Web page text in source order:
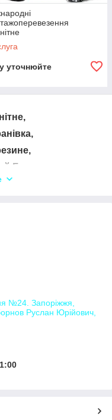
уточнюйте
Берег,
Вороб'ї,
№24. Запоріжжя,
Руслан Юрійович,